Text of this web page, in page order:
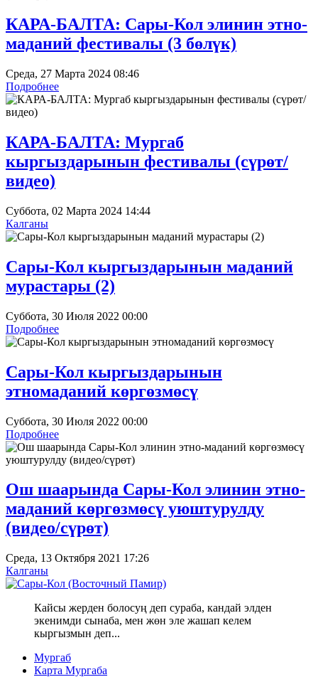
КАРА-БАЛТА: Сары-Кол элинин этно-
маданий фестивалы (3 бөлүк)
Среда, 27 Марта 2024 08:46
Подробнее
КАРА-БАЛТА: Мургаб
кыргыздарынын фестивалы (сүрөт/
видео)
Суббота, 02 Марта 2024 14:44
Калганы
Сары-Кол кыргыздарынын маданий
мурастары (2)
Суббота, 30 Июля 2022 00:00
Подробнее
Сары-Кол кыргыздарынын
этномаданий көргөзмөсү
Суббота, 30 Июля 2022 00:00
Подробнее
Ош шаарында Сары-Кол элинин этно-
маданий көргөзмөсү уюштурулду
(видео/сүрөт)
Среда, 13 Октября 2021 17:26
Калганы
Кайсы жерден болосуң деп сураба, кандай элден
экенимди сынаба, мен жөн эле жашап келем
кыргызмын деп...
Мургаб
Карта Мургаба